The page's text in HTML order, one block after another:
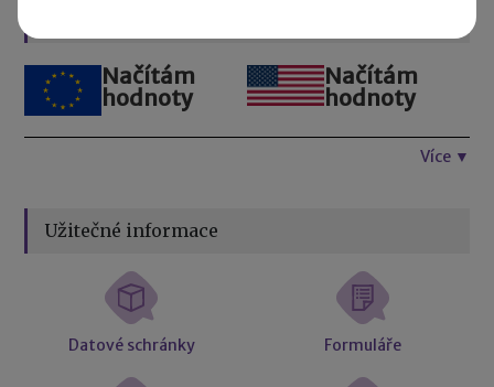
Načítám
hodnoty
Načítám
hodnoty
Více ▼
Užitečné informace
Datové schránky Formuláře